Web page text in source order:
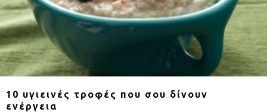
10 υγιεινές τροφές που σου δίνουν
ενέργεια